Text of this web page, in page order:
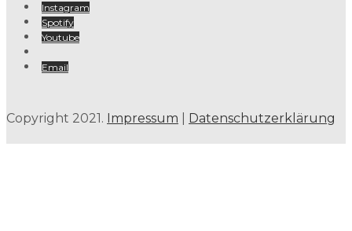
Instagram
Spotify
Youtube
Email
Copyright 2021. Impressum Datenschutzerklärung